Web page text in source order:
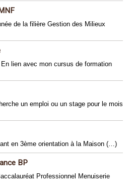
de la filière Gestion des Milieux
lien avec mon cursus de formation
un emploi ou un stage pour le mois
en 3ème orientation à la Maison (…)
BP
Professionnel Menuiserie